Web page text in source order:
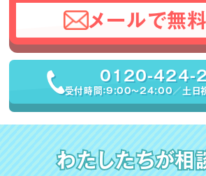
メールで無
0120-424-
受付時間：9:00〜24:00／土日
わたしたちが相